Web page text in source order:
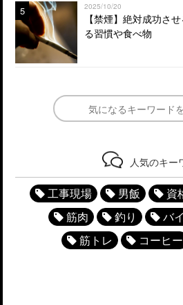
5 2025/10/20
【禁煙】絶対成功さ
る習慣や食べ物
人気のキー
工事現場 男飯 資
筋肉
釣り バ
筋トレ
コーヒー